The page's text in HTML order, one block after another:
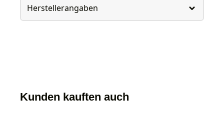
Herstellerangaben
Kunden kauften auch